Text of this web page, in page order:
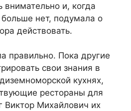
внимательно и, когда
нет, подумала о
действовать.
правильно. Пока другие
свои знания в
кухнях,
рестораны для
Виктор Михайлович их